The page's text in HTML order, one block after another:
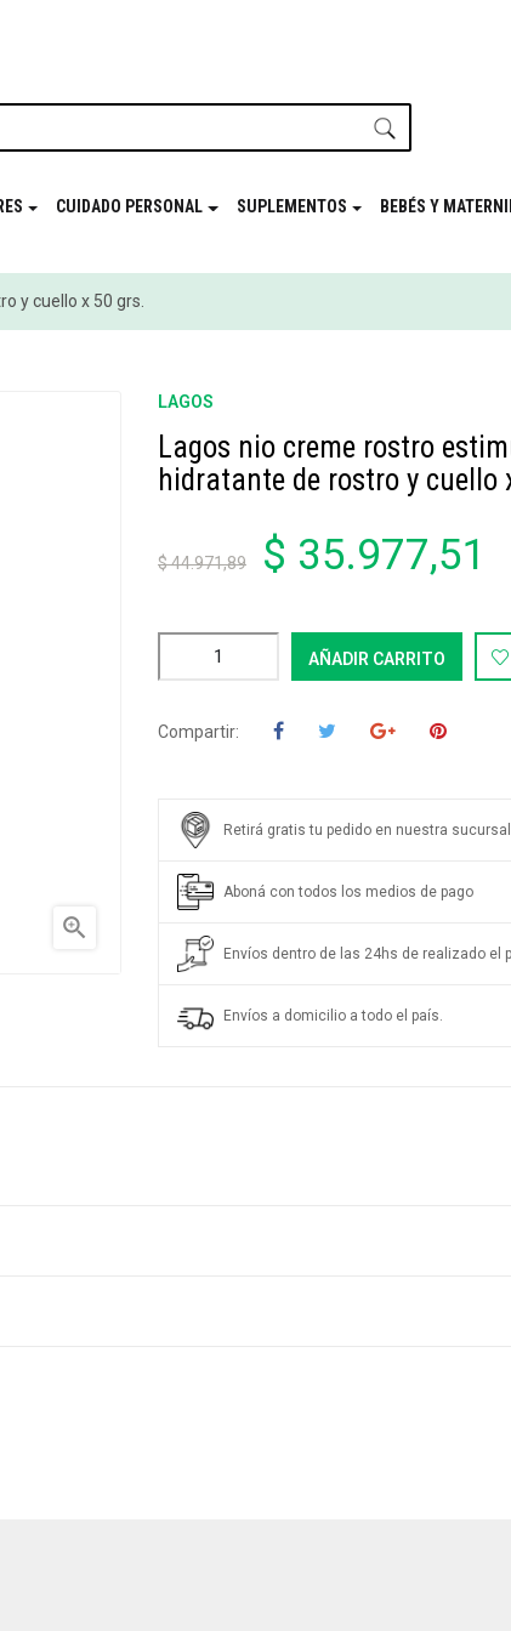
CUIDADO PERSONAL SUPLEMENTOS BEBÉS Y
y cuello x 50 grs.

LAGOS
Lagos nio creme rostro
hidratante de rostro y cuello
$ 44.971,89 $ 35.977,51
AÑADIR CARRITO
Compartir:
Retirá gratis tu pedido en nuestra sucursal
Aboná con todos los medios de pago
Envíos dentro de las 24hs de realizado el
Envíos a domicilio a todo el país.